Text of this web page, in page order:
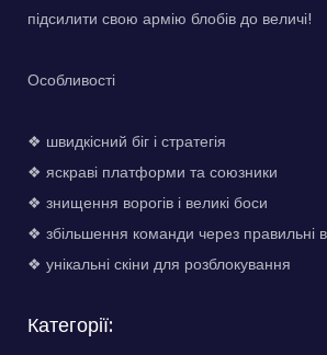
підсилити свою армію блобів до величі!
Особливості
❖ швидкісний біг і стратегія
❖ яскраві платформи та союзники
❖ знищення ворогів і великі боси
❖ збільшення команди через правильні
❖ унікальні скіни для розблокування
Категорії: